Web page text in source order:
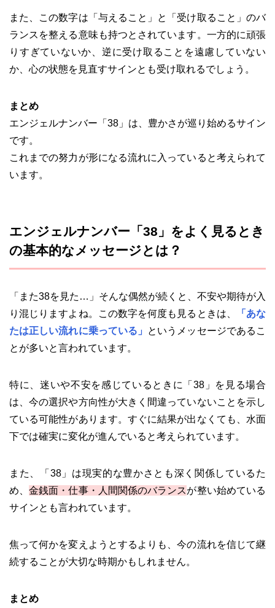
また、この数字は「与えること」と「受け取ること」のバ
ランスを整える意味も持つとされています。一方的に頑張
りすぎていないか、逆に受け取ることを遠慮していない
か、心の状態を見直すサインとも受け取れるでしょう。
まとめ
エンジェルナンバー「38」は、豊かさが巡り始めるサイン
です。
これまでの努力が形になる流れに入っていると考えられて
います。
エンジェルナンバー「38」をよく見るとき
の基本的なメッセージとは？
「また38を見た…」そんな偶然が続くと、不安や期待が入
り混じりますよね。この数字を何度も見るときは、
「あな
たは正しい流れに乗っている」
というメッセージであるこ
とが多いと言われています。
特に、迷いや不安を感じているときに「38」を見る場合
は、今の選択や方向性が大きく間違っていないことを示し
ている可能性があります。すぐに結果が出なくても、水面
下では確実に変化が進んでいると考えられています。
また、「38」は現実的な豊かさとも深く関係しているた
め、金銭面・仕事・人間関係のバランスが整い始めている
サインとも言われています。
焦って何かを変えようとするよりも、今の流れを信じて継
続することが大切な時期かもしれません。
まとめ